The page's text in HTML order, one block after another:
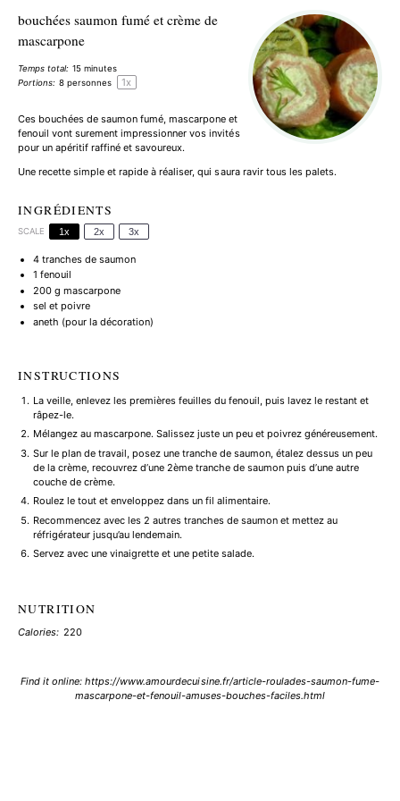
bouchées saumon fumé et crème de
mascarpone
Temps total: 15 minutes
Portions: 8 personnes 1x
Ces bouchées de saumon fumé, mascarpone et
fenouil vont surement impressionner vos invités
pour un apéritif raffiné et savoureux.
Une recette simple et rapide à réaliser, qui saura ravir tous les palets.
INGRÉDIENTS
SCALE 1x 2x 3x
4tranches de saumon
1 fenouil
200 g mascarpone
sel et poivre
aneth (pour la décoration)
INSTRUCTIONS
La veille, enlevez les premières feuilles du fenouil, puis lavez le restant et
râpez-le.
Mélangez au mascarpone. Salissez juste un peu et poivrez généreusement.
Sur le plan de travail, posez une tranche de saumon, étalez dessus un peu
de la crème, recouvrez d’une 2ème tranche de saumon puis d’une autre
couche de crème.
Roulez le tout et enveloppez dans un fil alimentaire.
Recommencez avec les 2 autres tranches de saumon et mettez au
réfrigérateur jusqu’au lendemain.
Servez avec une vinaigrette et une petite salade.
NUTRITION
Calories: 220
Find it online:https://www.amourdecuisine.fr/article-roulades-saumon-fume-
mascarpone-et-fenouil-amuses-bouches-faciles.html